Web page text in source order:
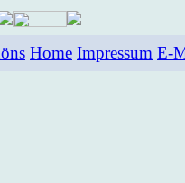
Ho­me Im­pres­s­um E-